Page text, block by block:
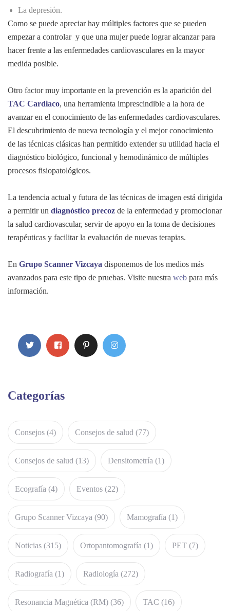
La depresión.
Como se puede apreciar hay múltiples factores que se pueden
empezar a controlar y que una mujer puede lograr alcanzar para
hacer frente a las enfermedades cardiovasculares en la mayor
medida posible.
Otro factor muy importante en la prevención es la aparición del
TAC Cardiaco, una herramienta imprescindible a la hora de
avanzar en el conocimiento de las enfermedades cardiovasculares.
El descubrimiento de nueva tecnología y el mejor conocimiento
de las técnicas clásicas han permitido extender su utilidad hacia el
diagnóstico biológico, funcional y hemodinámico de múltiples
procesos fisiopatológicos.
La tendencia actual y futura de las técnicas de imagen está dirigida
a permitir un diagnóstico precoz de la enfermedad y promocionar
la salud cardiovascular, servir de apoyo en la toma de decisiones
terapéuticas y facilitar la evaluación de nuevas terapias.
En Grupo Scanner Vizcaya disponemos de los medios más
avanzados para este tipo de pruebas. Visite nuestra web para más
información.
Categorías
Consejos (4) Consejos de salud (77)
Consejos de salud (13) Densitometría (1)
Ecografía (4) Eventos (22)
Grupo Scanner Vizcaya (90) Mamografía (1)
Noticias (315) Ortopantomografía (1) PET (7)
Radiografía (1) Radiología (272)
Resonancia Magnética (RM) (36) TAC (16)